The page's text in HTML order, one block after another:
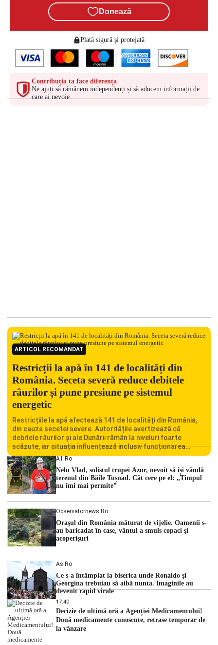
Donează
Plată sigură și protejată
Contribuția ta face diferența
Ne ajuți să rămânem independenți și să aducem informații de
care ai nevoie
ARTICOL RECOMANDAT
Restricții la apă în 141 de localități din
România. Seceta severă reduce debitele
râurilor și pune presiune pe sistemul
energetic
Restricțiile la apă afectează 141 de localități din România,
din cauza secetei severe. Autoritățile avertizează că
debitele râurilor și ale Dunării rămân la niveluri foarte
scăzute, iar situația influențează inclusiv funcționarea
Centralei Nucleare de la Cernavodă. România se confruntă
cu una dintre cele mai dificile perioade din punct de vedere
hidrologic din ultimii ani. Lipsa […]
A1.ro
Nelu Vlad, solistul trupei Azur, nevoit să își vândă
terenul din Băile Tușnad. Cât cere pe el: „Timpul
nu îmi mai permite”
Observatornews.ro
Oraşul din România măturat de vijelie. Oamenii s-
au baricadat în case, vântul a smuls copaci şi
acoperişuri
As.ro
Ce s-a întâmplat la biserica unde Ronaldo şi
Georgina trebuiau să aibă nunta. Imaginile au
devenit rapid virale
17:40
Decizie de ultimă oră a Agenției Medicamentului!
Două medicamente cunoscute, retrase temporar de
la vânzare